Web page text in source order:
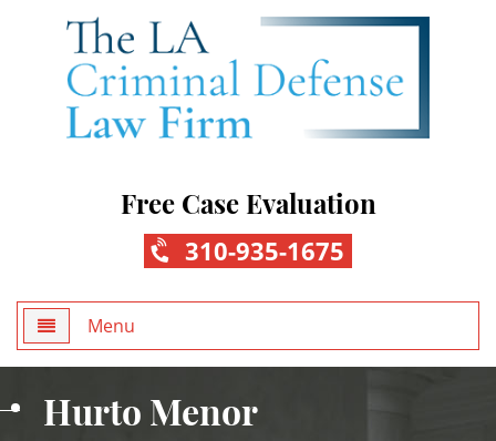
Free Case Evaluation
310-935-1675
Menu
Hurto Menor